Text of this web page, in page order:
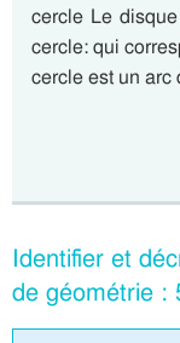
cercle Le
cercle: qui
cercle est un arc
Identifier et
de géométrie :